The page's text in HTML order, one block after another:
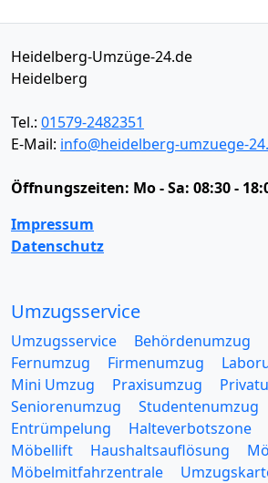
Heidelberg-Umzüge-24.de
Heidelberg
Tel.: 01579-2482351
E-Mail: info@heidelberg-umzuege-
Öffnungszeiten: Mo - Sa: 08:30 -
Impressum
Datenschutz
Umzugsservice
Umzugsservice Behördenumzug
Fernumzug
Firmenumzug
Mini Umzug
Praxisumzug
Seniorenumzug
Studentenumzug
Entrümpelung
Halteverbotszone
Möbellift
Haushaltsauflösung
Möbelmitfahrzentrale